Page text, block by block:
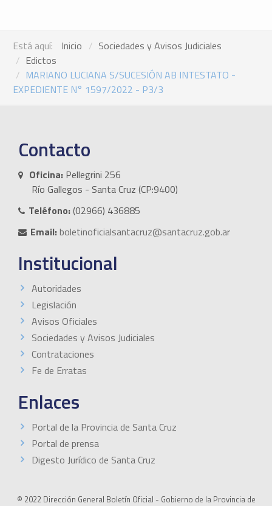
Está aquí: Inicio
Sociedades y Avisos Judiciales
Edictos
MARIANO LUCIANA S/SUCESIÓN AB INTESTATO -
EXPEDIENTE N° 1597/2022 - P3/3
Contacto
Oficina: Pellegrini 256
Río Gallegos - Santa Cruz (CP:9400)
Teléfono:(02966) 436885
Email:boletinoficialsantacruz@santacruz.gob.ar
Institucional
Autoridades
Legislación
Avisos Oficiales
Sociedades y Avisos Judiciales
Contrataciones
Fe de Erratas
Enlaces
Portal de la Provincia de Santa Cruz
Portal de prensa
Digesto Jurídico de Santa Cruz
© 2022 Dirección General Boletín Oficial - Gobierno de la Provincia de